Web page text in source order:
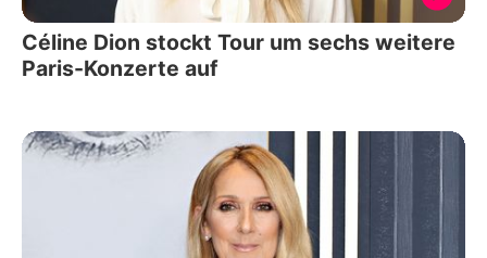
Céline Dion stockt Tour um sechs weitere
Paris-Konzerte auf